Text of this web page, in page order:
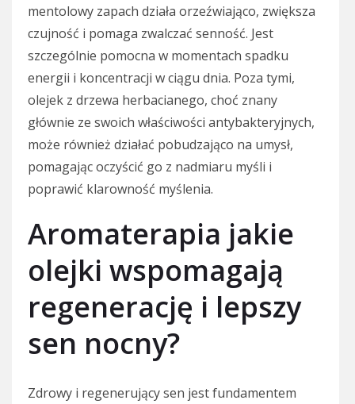
mentolowy zapach działa orzeźwiająco, zwiększa
czujność i pomaga zwalczać senność. Jest
szczególnie pomocna w momentach spadku
energii i koncentracji w ciągu dnia. Poza tymi,
olejek z drzewa herbacianego, choć znany
głównie ze swoich właściwości antybakteryjnych,
może również działać pobudzająco na umysł,
pomagając oczyścić go z nadmiaru myśli i
poprawić klarowność myślenia.
Aromaterapia jakie
olejki wspomagają
regenerację i lepszy
sen nocny?
Zdrowy i regenerujący sen jest fundamentem